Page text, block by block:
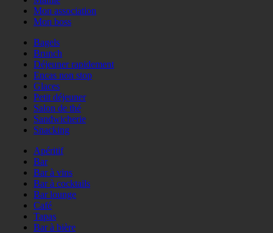
Mon association
Mon boss
Bagels
Brunch
Déjeuner rapidement
Encas non stop
Glaces
Petit déjeuner
Salon de thé
Sandwicherie
Snacking
Apéritif
Bar
Bar à vins
Bar à cocktails
Bar lounge
Café
Tapas
Bar à bière